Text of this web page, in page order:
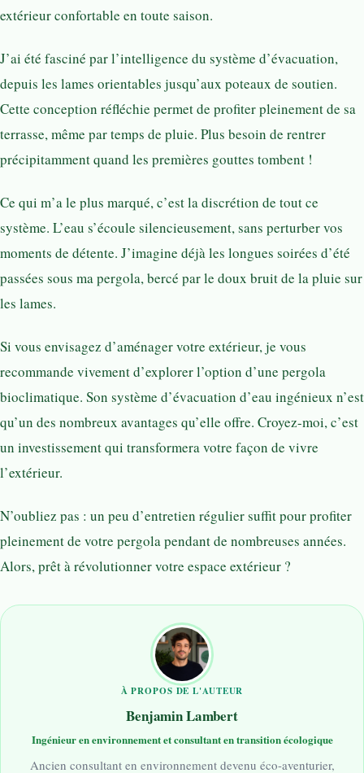
extérieur confortable en toute saison.
J’ai été fasciné par l’intelligence du système d’évacuation,
depuis les lames orientables jusqu’aux poteaux de soutien.
Cette conception réfléchie permet de profiter pleinement de sa
terrasse, même par temps de pluie. Plus besoin de rentrer
précipitamment quand les premières gouttes tombent !
Ce qui m’a le plus marqué, c’est la discrétion de tout ce
système. L’eau s’écoule silencieusement, sans perturber vos
moments de détente. J’imagine déjà les longues soirées d’été
passées sous ma pergola, bercé par le doux bruit de la pluie sur
les lames.
Si vous envisagez d’aménager votre extérieur, je vous
recommande vivement d’explorer l’option d’une pergola
bioclimatique. Son système d’évacuation d’eau ingénieux n’est
qu’un des nombreux avantages qu’elle offre. Croyez-moi, c’est
un investissement qui transformera votre façon de vivre
l’extérieur.
N’oubliez pas : un peu d’entretien régulier suffit pour profiter
pleinement de votre pergola pendant de nombreuses années.
Alors, prêt à révolutionner votre espace extérieur ?
À PROPOS DE L'AUTEUR
Benjamin Lambert
Ingénieur en environnement et consultant en transition écologique
Ancien consultant en environnement devenu éco-aventurier,